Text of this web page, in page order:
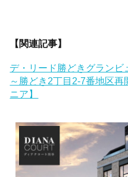
【関連記事】
デ・リード勝どきグラン
～勝どき2丁目2-7番地区
ニア】